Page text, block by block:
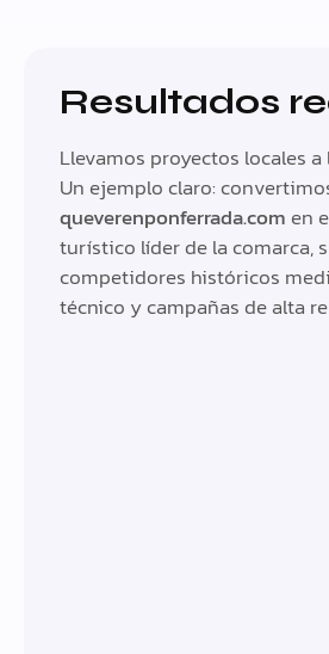
Resultados
Llevamos proyectos locales
Un ejemplo claro:
queverenponferrada.com en
turístico líder de la comarca,
competidores históricos
técnico y campañas de alta